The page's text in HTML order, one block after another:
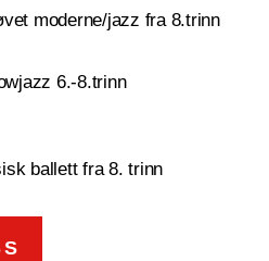
moderne/jazz fra 8.trinn
6.-8.trinn
ballett fra 8. trinn